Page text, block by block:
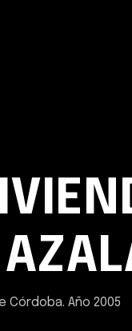
Córdoba. Año 2005